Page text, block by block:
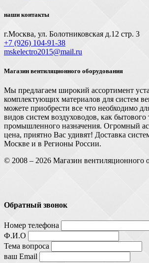
наши контакты
г.Москва, ул. Болотниковская д.12 стр. 3
+7 (926) 104-91-З8
mskelectro2015@mail.ru
Магазин вентиляционного оборудования
Мы предлагаем широкий ассортимент
комплектующих материалов для систем
можете приобрести все что необходимо
видов систем воздуховодов, как бытового
промышленного назначения. Огромный
цена, приятно Вас удивят! Доставка
Москве и в Регионы России.
© 2008 – 2026 Магазин вентиляционного
Обратный звонок
Номер телефона
Ф.И.О
Тема вопроса
ваш Email